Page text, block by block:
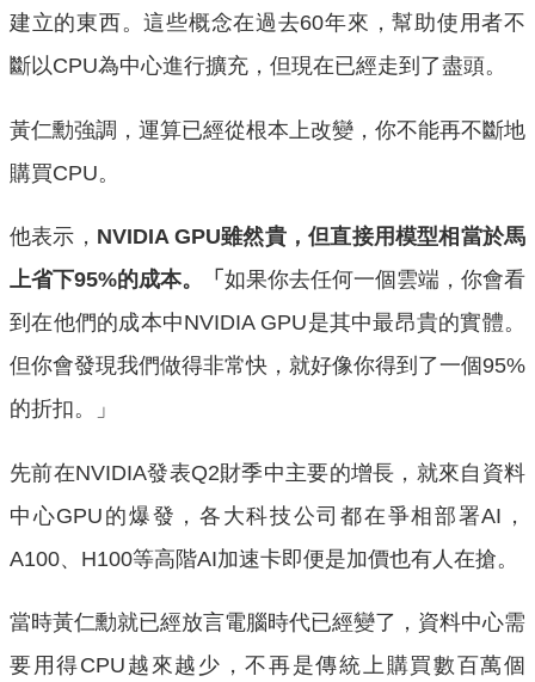
建立的東西。這些概念在過去60年來，幫助使用者不
斷以CPU為中心進行擴充，但現在已經走到了盡頭。
黃仁勳強調，運算已經從根本上改變，你不能再不斷地
購買CPU。
他表示， NVIDIA GPU雖然貴，但直接用模型相當於馬
上省下95%的成本。「 如果你去任何一個雲端，你會看
到在他們的成本中NVIDIA GPU是其中最昂貴的實體。
但你會發現我們做得非常快，就好像你得到了一個95%
的折扣。」
先前在NVIDIA發表Q2財季中主要的增長，就來自資料
中心GPU的爆發，各大科技公司都在爭相部署AI，
A100、H100等高階AI加速卡即便是加價也有人在搶。
當時黃仁勳就已經放言電腦時代已經變了，資料中心需
要用得CPU越來越少，不再是傳統上購買數百萬個